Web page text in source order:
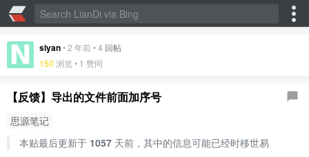
siyan•2 年前•4 回帖
150 浏览 • 1 赞同
【反馈】导出的文件前面加序号
思源笔记
本贴最后更新于 1057天前，其中的信息可能已经时移世易